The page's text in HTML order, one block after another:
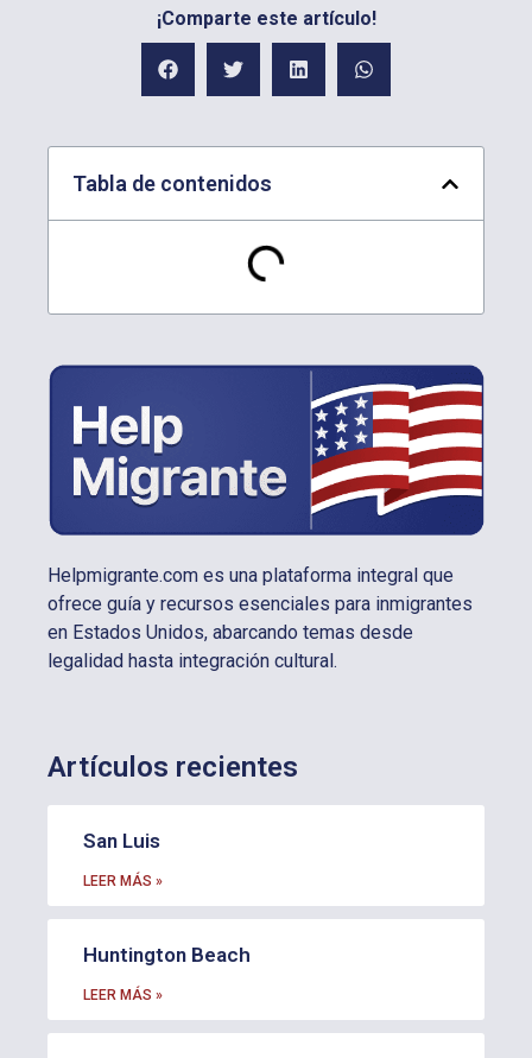
¡Comparte este artículo!
Tabla de contenidos
Helpmigrante.com es una plataforma integral que
ofrece guía y recursos esenciales para inmigrantes
en Estados Unidos, abarcando temas desde
legalidad hasta integración cultural.
Artículos recientes
San Luis
LEER MÁS »
Huntington Beach
LEER MÁS »